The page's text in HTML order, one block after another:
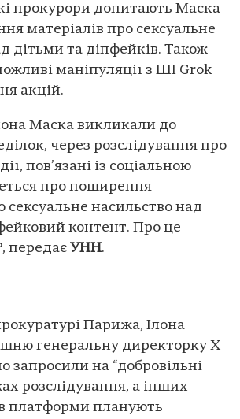
прокурори допитають Маска
матеріалів про сексуальне
дітьми та діпфейків. Також
маніпуляції з ШІ Grok
акцій.
Маска викликали до
через розслідування про
пов’язані із соціальною
про поширення
сексуальне насильство над
контент. Про це
передає УНН.
Парижа, Ілона
генеральну директорку X
запросили на “добровільні
розслідування, а інших
платформи планують